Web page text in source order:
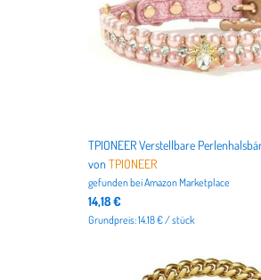
vonTPIONEER
gefunden beiAmazon Marketplace
14,18 €
Grundpreis: 14.18 € / stück